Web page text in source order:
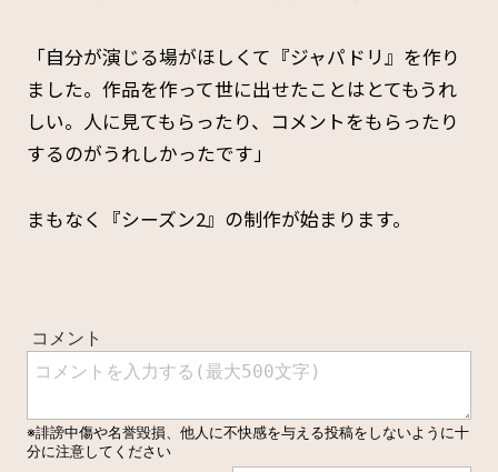
「自分が演じる場がほしくて『ジャパドリ』を作り
ました。作品を作って世に出せたことはとてもうれ
しい。人に見てもらったり、コメントをもらったり
するのがうれしかったです」
まもなく『シーズン2』の制作が始まります。